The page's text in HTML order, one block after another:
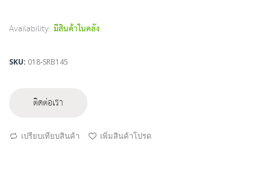
Availability: มีสินค้าในคลัง
SKU 018-SRB145
ติดต่อเรา
เปรียบเทียบสินค้า เพิ่มสินค้าโปรด